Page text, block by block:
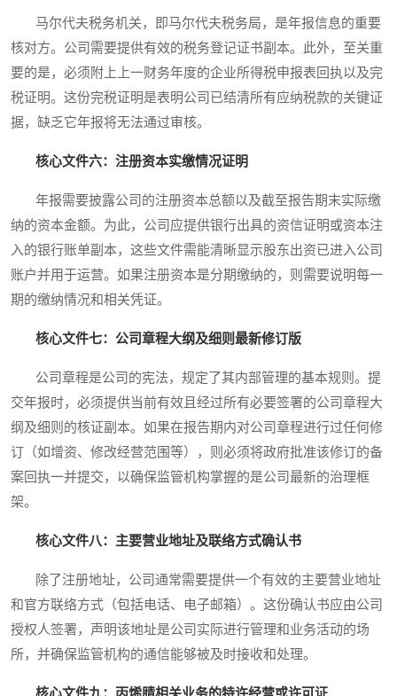
马尔代夫税务机关，即马尔代夫税务局，是年报信息的重要
核对方。公司需要提供有效的税务登记证书副本。此外，至关重
要的是，必须附上上一财务年度的企业所得税申报表回执以及完
税证明。这份完税证明是表明公司已结清所有应纳税款的关键证
据，缺乏它年报将无法通过审核。
核心文件六：注册资本实缴情况证明
年报需要披露公司的注册资本总额以及截至报告期末实际缴
纳的资本金额。为此，公司应提供银行出具的资信证明或资本注
入的银行账单副本，这些文件需能清晰显示股东出资已进入公司
账户并用于运营。如果注册资本是分期缴纳的，则需要说明每一
期的缴纳情况和相关凭证。
核心文件七：公司章程大纲及细则最新修订版
公司章程是公司的宪法，规定了其内部管理的基本规则。提
交年报时，必须提供当前有效且经过所有必要签署的公司章程大
纲及细则的核证副本。如果在报告期内对公司章程进行过任何修
订（如增资、修改经营范围等），则必须将政府批准该修订的备
案回执一并提交，以确保监管机构掌握的是公司最新的治理框
架。
核心文件八：主要营业地址及联络方式确认书
除了注册地址，公司通常需要提供一个有效的主要营业地址
和官方联络方式（包括电话、电子邮箱）。这份确认书应由公司
授权人签署，声明该地址是公司实际进行管理和业务活动的场
所，并确保监管机构的通信能够被及时接收和处理。